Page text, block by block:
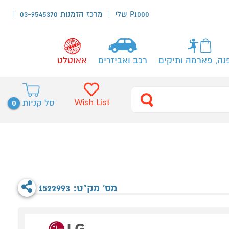
P1000 שלי מרכז הזמנות 03-9545370
פארמה ותיקים רכב ואביזרים אאוטלט
סל קניות 0 Wish List
מס' מק"ט: 1522993